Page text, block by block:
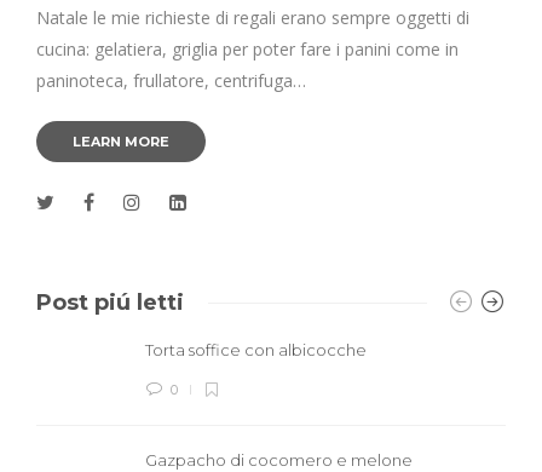
Natale le mie richieste di regali erano sempre oggetti di
cucina: gelatiera, griglia per poter fare i panini come in
paninoteca, frullatore, centrifuga…
LEARN MORE
Post piú letti
Torta soffice con albicocche
0
Gazpacho di cocomero e melone